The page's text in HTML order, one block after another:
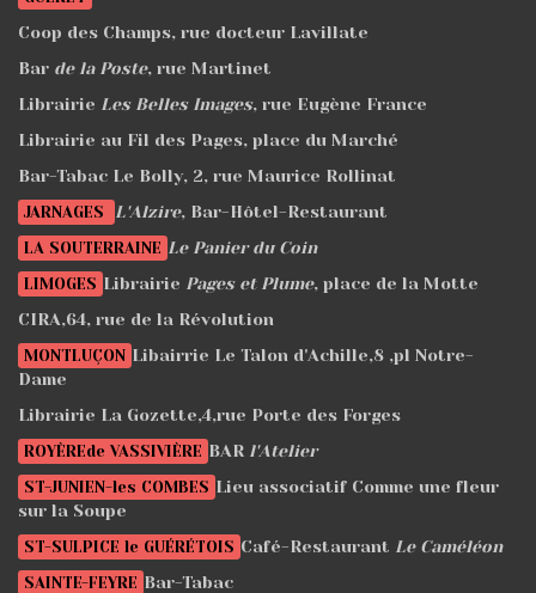
Coop des Champs, rue docteur Lavillate
Bar de la Poste, rue Martinet
Librairie Les Belles Images, rue Eugène France
Librairie au Fil des Pages, place du Marché
Bar-Tabac Le Bolly, 2, rue Maurice Rollinat
JARNAGES L'Alzire, Bar-Hôtel-Restaurant
LA SOUTERRAINE Le Panier du Coin
LIMOGES Librairie Pages et Plume, place de la Motte
CIRA,64, rue de la Révolution
MONTLUÇON Libairrie Le Talon d'Achille,8 ,pl Notre-
Dame
Librairie La Gozette,4,rue Porte des Forges
ROYÈREde VASSIVIÈRE BAR l'Atelier
ST-JUNIEN-les COMBES Lieu associatif Comme une fleur
sur la Soupe
ST-SULPICE le GUÉRÉTOIS Café-Restaurant Le Caméléon
SAINTE-FEYRE Bar-Tabac